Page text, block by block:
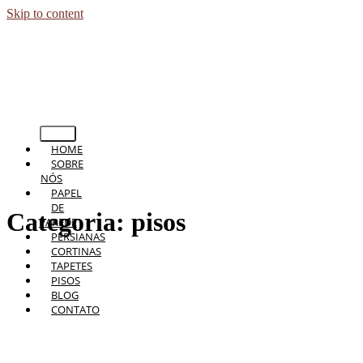
Skip to content
HOME
SOBRE
NÓS
PAPEL
DE
PAREDE
PERSIANAS
CORTINAS
TAPETES
PISOS
BLOG
CONTATO
Categoria: pisos